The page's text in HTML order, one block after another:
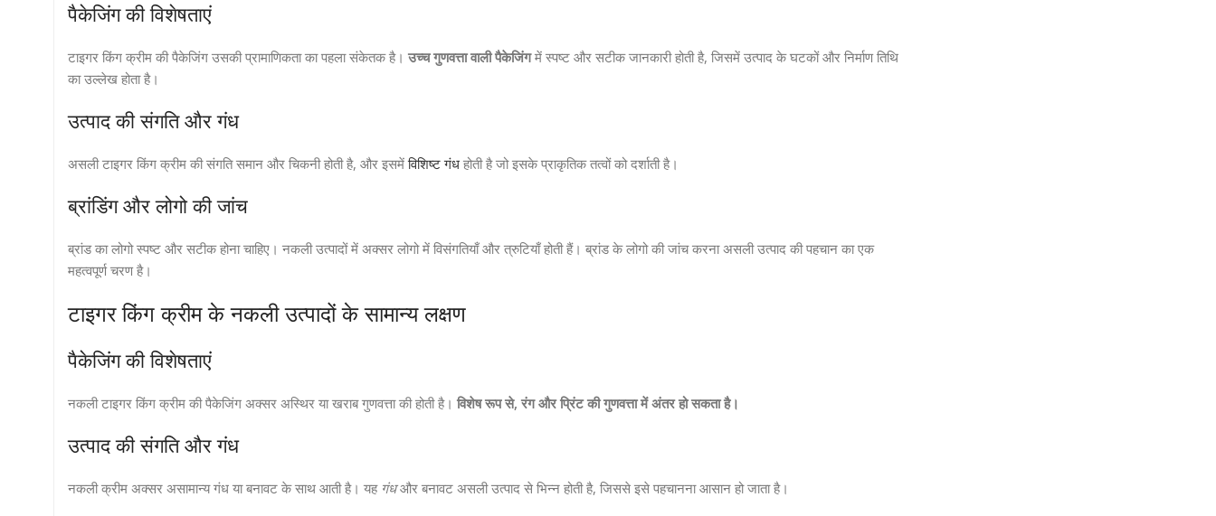
पैकेजिंग की विशेषताएं
टाइगर किंग क्रीम की पैकेजिंग उसकी प्रामाणिकता का पहला संकेतक है। उच्च गुणवत्ता वाली पैकेजिंगमें स्पष्ट और सटीक जानकारी होती है, जिसमें उत्पाद के घटकों और निर्माण तिथि
का उल्लेख होता है।
उत्पाद की संगति और गंध
असली टाइगर किंग क्रीम की संगति समान और चिकनी होती है, और इसमेंविशिष्ट गंध होती है जो इसके प्राकृतिक तत्वों को दर्शाती है।
ब्रांडिंग और लोगो की जांच
ब्रांड का लोगो स्पष्ट और सटीक होना चाहिए। नकली उत्पादों में अक्सर लोगो में विसंगतियाँ और त्रुटियाँ होती हैं। ब्रांड के लोगो की जांच करना असली उत्पाद की पहचान का एक
महत्वपूर्ण चरण है।
टाइगर किंग क्रीम के नकली उत्पादों के सामान्य लक्षण
पैकेजिंग की विशेषताएं
नकली टाइगर किंग क्रीम की पैकेजिंग अक्सर अस्थिर या खराब गुणवत्ता की होती है। विशेष रूप से, रंग और प्रिंट की गुणवत्ता में अंतर हो सकता है।
उत्पाद की संगति और गंध
नकली क्रीम अक्सर असामान्य गंध या बनावट के साथ आती है। यह गंधऔर बनावट असली उत्पाद से भिन्न होती है, जिससे इसे पहचानना आसान हो जाता है।